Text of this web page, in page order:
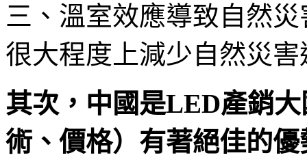
三、溫室效應導致自然
很大程度上減少自然災
其次，中國是LED產銷
術、價格）有著絕佳的